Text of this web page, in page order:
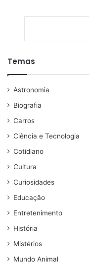
Temas
Astronomia
Biografia
Carros
Ciência e Tecnologia
Cotidiano
Cultura
Curiosidades
Educação
Entretenimento
História
Mistérios
Mundo Animal